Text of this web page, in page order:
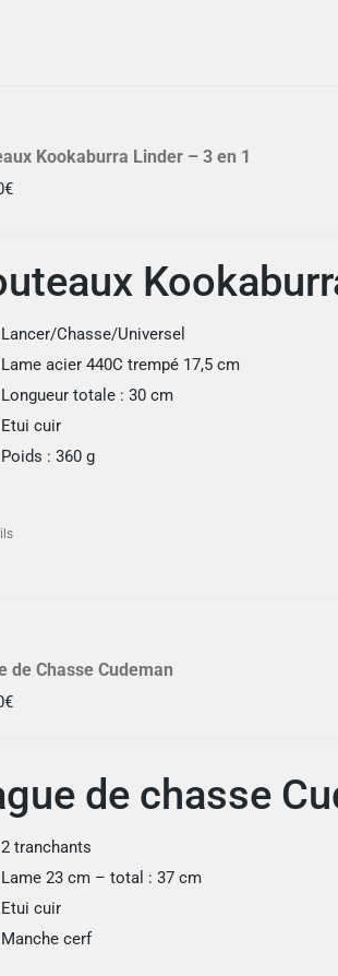
Kookaburra Linder – 3 en 1
€
Lancer/Chasse/Universel
Lame acier 440C trempé 17,5 cm
Longueur totale : 30 cm
Etui cuir
Poids : 360 g
de Chasse Cudeman
€
de chasse
2 tranchants
Lame 23 cm – total : 37 cm
Etui cuir
Manche cerf